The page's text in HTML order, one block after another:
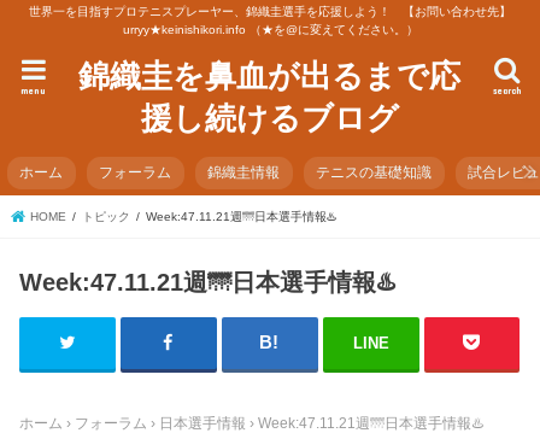
世界一を目指すプロテニスプレーヤー、錦織圭選手を応援しよう！ 【お問い合わせ先】
urryy★keinishikori.info （★を@に変えてください。）
錦織圭を鼻血が出るまで応
援し続けるブログ
search
menu
ホーム フォーラム 錦織圭情報 テニスの基礎知識 試合レビ
HOME トピック Week:47.11.21週🌁日本選手情報♨️
Week:47.11.21週🌁日本選手情報♨️
LINE
ホーム › フォーラム › 日本選手情報 › Week:47.11.21週🌁日本選手情報♨️